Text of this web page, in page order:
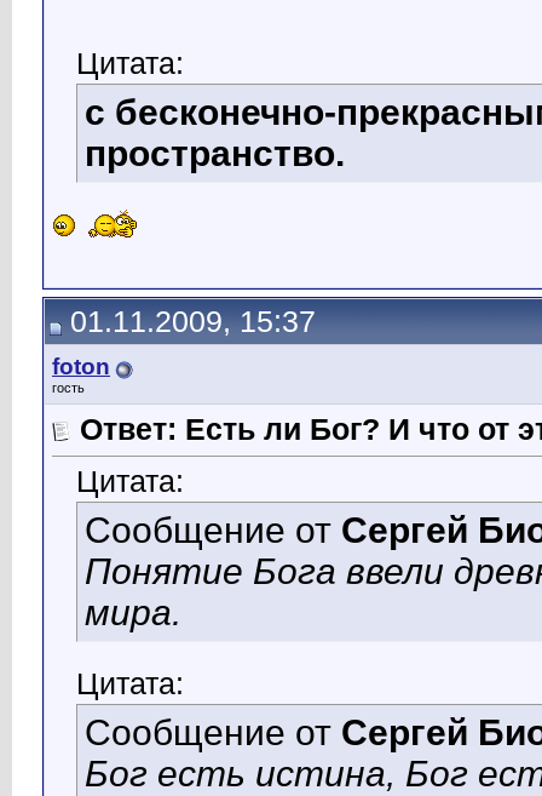
Цитата:
с бесконечно-
пространство.
01.11.2009, 15:37
foton
гость
Ответ: Есть ли Бог? И что от
Цитата:
Сообщение от Сергей
Понятие Бога ввели
мира.
Цитата:
Сообщение от Сергей
Бог есть истина, Бог